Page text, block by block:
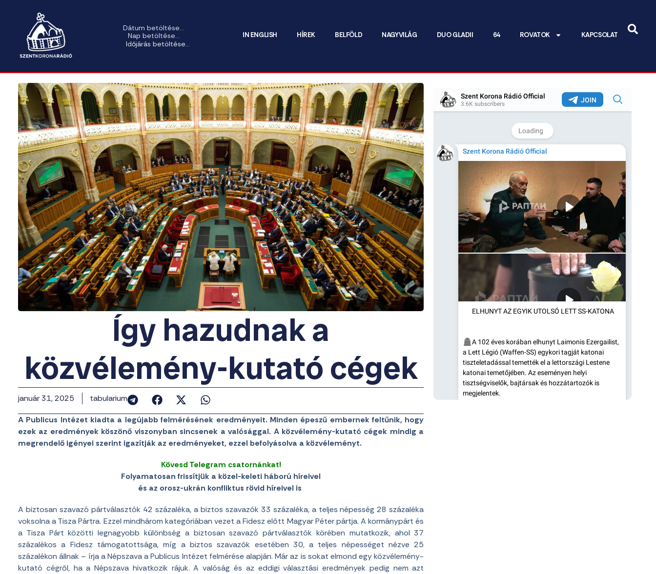
Dátum betöltése...
Nap betöltése...
Időjárás betöltése...
IN ENGLISH HÍREK BELFÖLD NAGYVILÁG DUO GLADII 64 ROVATOK KAPCSOLAT
Így hazudnak a
közvélemény-kutató cégek
január 31, 2025 tabularium
A Publicus Intézet kiadta a legújabb felmérésének eredményeit. Minden épeszű embernek feltűnik, hogy
ezek az eredmények köszönő viszonyban sincsenek a valósággal. A közvélemény-kutató cégek mindig a
megrendelő igényei szerint igazítják az eredményeket, ezzel befolyásolva a közvéleményt.
Kövesd Telegram csatornánkat!
Folyamatosan frissítjük a közel-keleti háború híreivel
és az orosz-ukrán konfliktus rövid híreivel is
A biztosan szavazó pártválasztók 42 százaléka, a biztos szavazók 33 százaléka, a teljes népesség 28 százaléka
voksolna a Tisza Pártra. Ezzel mindhárom kategóriában vezet a Fidesz előtt Magyar Péter pártja. A kormánypárt és
a Tisza Párt közötti legnagyobb különbség a biztosan szavazó pártválasztók körében mutatkozik, ahol 37
százalékos a Fidesz támogatottsága, míg a biztos szavazók esetében 30, a teljes népességet nézve 25
százalékon állnak – írja a Népszava a Publicus Intézet felmérése alapján. Már az is sokat elmond egy közvélemény-
kutató cégről, ha a Népszava hivatkozik rájuk. A valóság és az eddigi választási eredmények pedig nem azt